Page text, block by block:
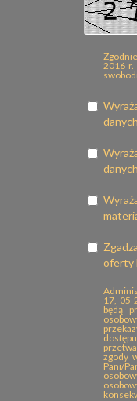
2016 r.
oferty
17,
będą
zgody
Pani/